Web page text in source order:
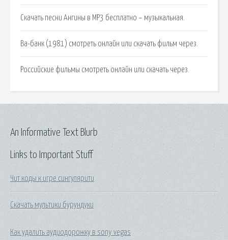
Скачать песни Ангины в MP3 бесплатно – музыкальная.
Ва-банк (1981) смотреть онлайн или скачать фильм через.
Российские фильмы cмотреть онлайн или скачать через.
Links to Important Stuff
Чит коды к игре сингулярити
Скачать мультики бурундуки
Как удалить аудиодорожку в sony vegas
An Informative Text Blurb